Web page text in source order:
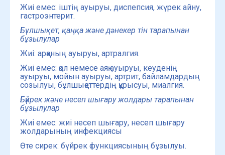
Жиі емес: іштің ауыруы, диспепсия, жүрек айну,
гастроэнтерит.
Бұлшықет, қаңқа және дәнекер тін тарапынан
бұзылулар
Жиі: арқаның ауыруы, артралгия.
Жиі емес: қол немесе аяқ ауыруы, кеуденің
ауыруы, мойын ауыруы, артрит, байламдардың
созылуы, бұлшықеттердің құрысуы, миалгия.
Бүйрек және несеп шығару жолдары тарапынан
бұзылулар
Жиі емес: жиі несеп шығару, несеп шығару
жолдарының инфекциясы
Өте сирек: бүйрек функциясының бұзылуы.